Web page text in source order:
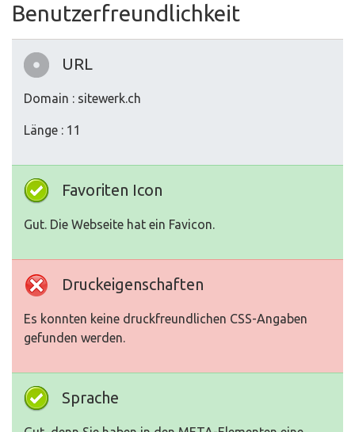
Benutzerfreundlichkeit
URL
Domain : sitewerk.ch
Länge : 11
Favoriten Icon
Gut. Die Webseite hat ein Favicon.
Druckeigenschaften
Es konnten keine druckfreundlichen CSS-Angaben
gefunden werden.
Sprache